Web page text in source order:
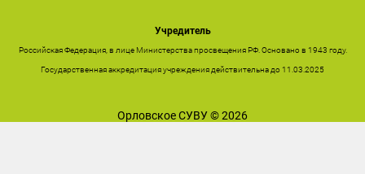
Учредитель
Российская Федерация, в лице Министерства просвещения РФ. Основано в 1943 году.
Государственная аккредитация учреждения действительна до 11.03.2025
Орловское СУВУ © 2026